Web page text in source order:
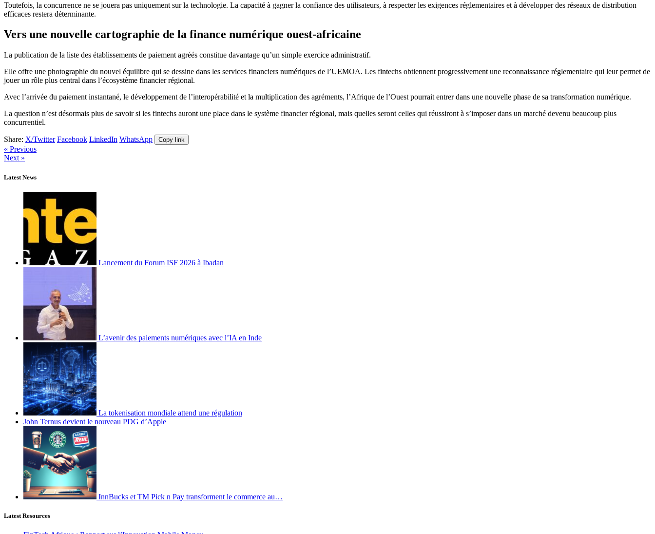
Toutefois, la concurrence ne se jouera pas uniquement sur la technologie. La capacité à gagner la confiance des utilisateurs, à respecter les exigences réglementaires et à développer des réseaux de distribution
efficaces restera déterminante.
Vers une nouvelle cartographie de la finance numérique ouest-africaine
La publication de la liste des établissements de paiement agréés constitue davantage qu’un simple exercice administratif.
Elle offre une photographie du nouvel équilibre qui se dessine dans les services financiers numériques de l’UEMOA. Les fintechs obtiennent progressivement une reconnaissance réglementaire qui leur permet de
jouer un rôle plus central dans l’écosystème financier régional.
Avec l’arrivée du paiement instantané, le développement de l’interopérabilité et la multiplication des agréments, l’Afrique de l’Ouest pourrait entrer dans une nouvelle phase de sa transformation numérique.
La question n’est désormais plus de savoir si les fintechs auront une place dans le système financier régional, mais quelles seront celles qui réussiront à s’imposer dans un marché devenu beaucoup plus
concurrentiel.
Share: X/Twitter Facebook LinkedIn WhatsApp Copy link
« Previous
Next »
Latest News
Lancement du Forum ISF 2026 à Ibadan
L’avenir des paiements numériques avec l’IA en Inde
La tokenisation mondiale attend une régulation
John Ternus devient le nouveau PDG d’Apple
InnBucks et TM Pick n Pay transforment le commerce au…
Latest Resources